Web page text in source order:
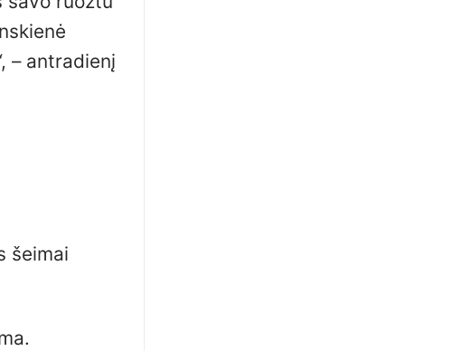
– antradienį
šeimai